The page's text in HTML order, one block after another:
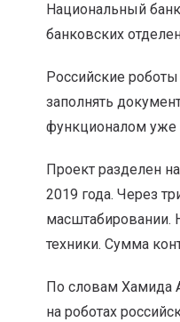
Национальный
банковских
Российские
заполнять
функционалом уже
Проект разделен
2019 года. Через
масштабировании.
техники. Сумма
По словам Хамида
на роботах